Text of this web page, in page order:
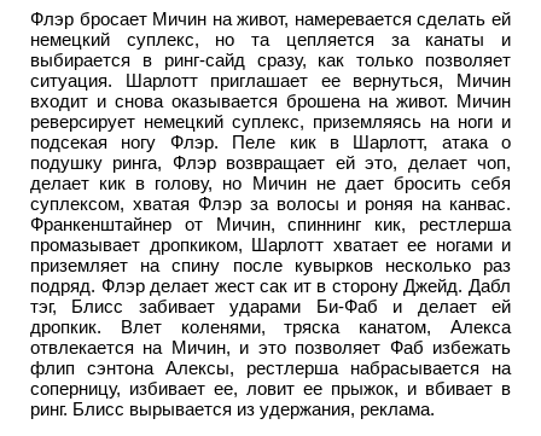
Флэр бросает Мичин на живот, намеревается сделать ей
немецкий суплекс, но та цепляется за канаты и
выбирается в ринг-сайд сразу, как только позволяет
ситуация. Шарлотт приглашает ее вернуться, Мичин
входит и снова оказывается брошена на живот. Мичин
реверсирует немецкий суплекс, приземляясь на ноги и
подсекая ногу Флэр. Пеле кик в Шарлотт, атака о
подушку ринга, Флэр возвращает ей это, делает чоп,
делает кик в голову, но Мичин не дает бросить себя
суплексом, хватая Флэр за волосы и роняя на канвас.
Франкенштайнер от Мичин, спиннинг кик, рестлерша
промазывает дропкиком, Шарлотт хватает ее ногами и
приземляет на спину после кувырков несколько раз
подряд. Флэр делает жест сак ит в сторону Джейд. Дабл
тэг, Блисс забивает ударами Би-Фаб и делает ей
дропкик. Влет коленями, тряска канатом, Алекса
отвлекается на Мичин, и это позволяет Фаб избежать
флип сэнтона Алексы, рестлерша набрасывается на
соперницу, избивает ее, ловит ее прыжок, и вбивает в
ринг. Блисс вырывается из удержания, реклама.